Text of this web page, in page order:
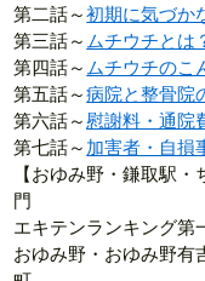
第二話～初期に気づか
第三話～ ムチウチとは
第四話～ ムチウチのこ
第五話～病院と整骨院
第六話～慰謝料・通院
第七話～ 加害者・自損
【おゆみ野・鎌取駅
門
エキテンランキング第
おゆみ野・おゆみ野有